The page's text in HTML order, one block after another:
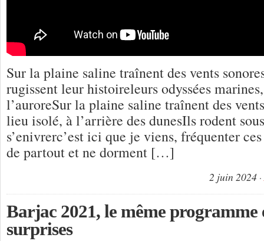
Sur la plaine saline traînent des vents
rugissent leur histoireleurs odyssées
l’auroreSur la plaine saline traînent des
lieu isolé, à l’arrière des dunesIls rodent
s’enivrerc’est ici que je viens, fréquenter
de partout et ne dorment […]
2 juin 2024
Barjac 2021, le même programme
surprises